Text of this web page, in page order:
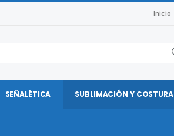
Inicio
SEÑALÉTICA SUBLIMACIÓN Y COSTURA